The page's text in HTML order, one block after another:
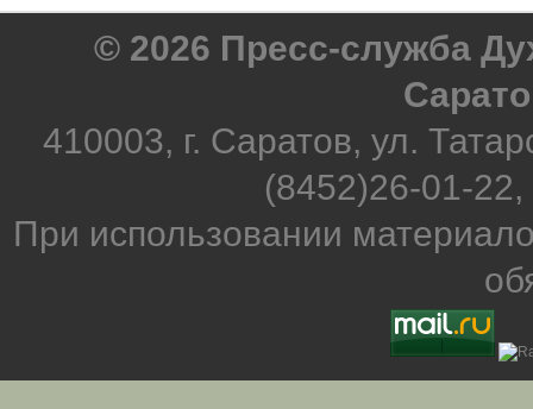
© 2026 Пресс-служба
410003, г. Саратов, ул.
(8452)26-01-
При использовании